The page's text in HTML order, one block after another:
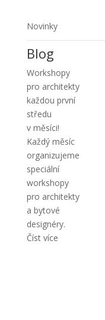
Blog
Workshopy
pro architekty
každou první
středu
v měsíci!
Každý měsíc
organizujeme
speciální
workshopy
pro architekty
a bytové
designéry.
Číst více